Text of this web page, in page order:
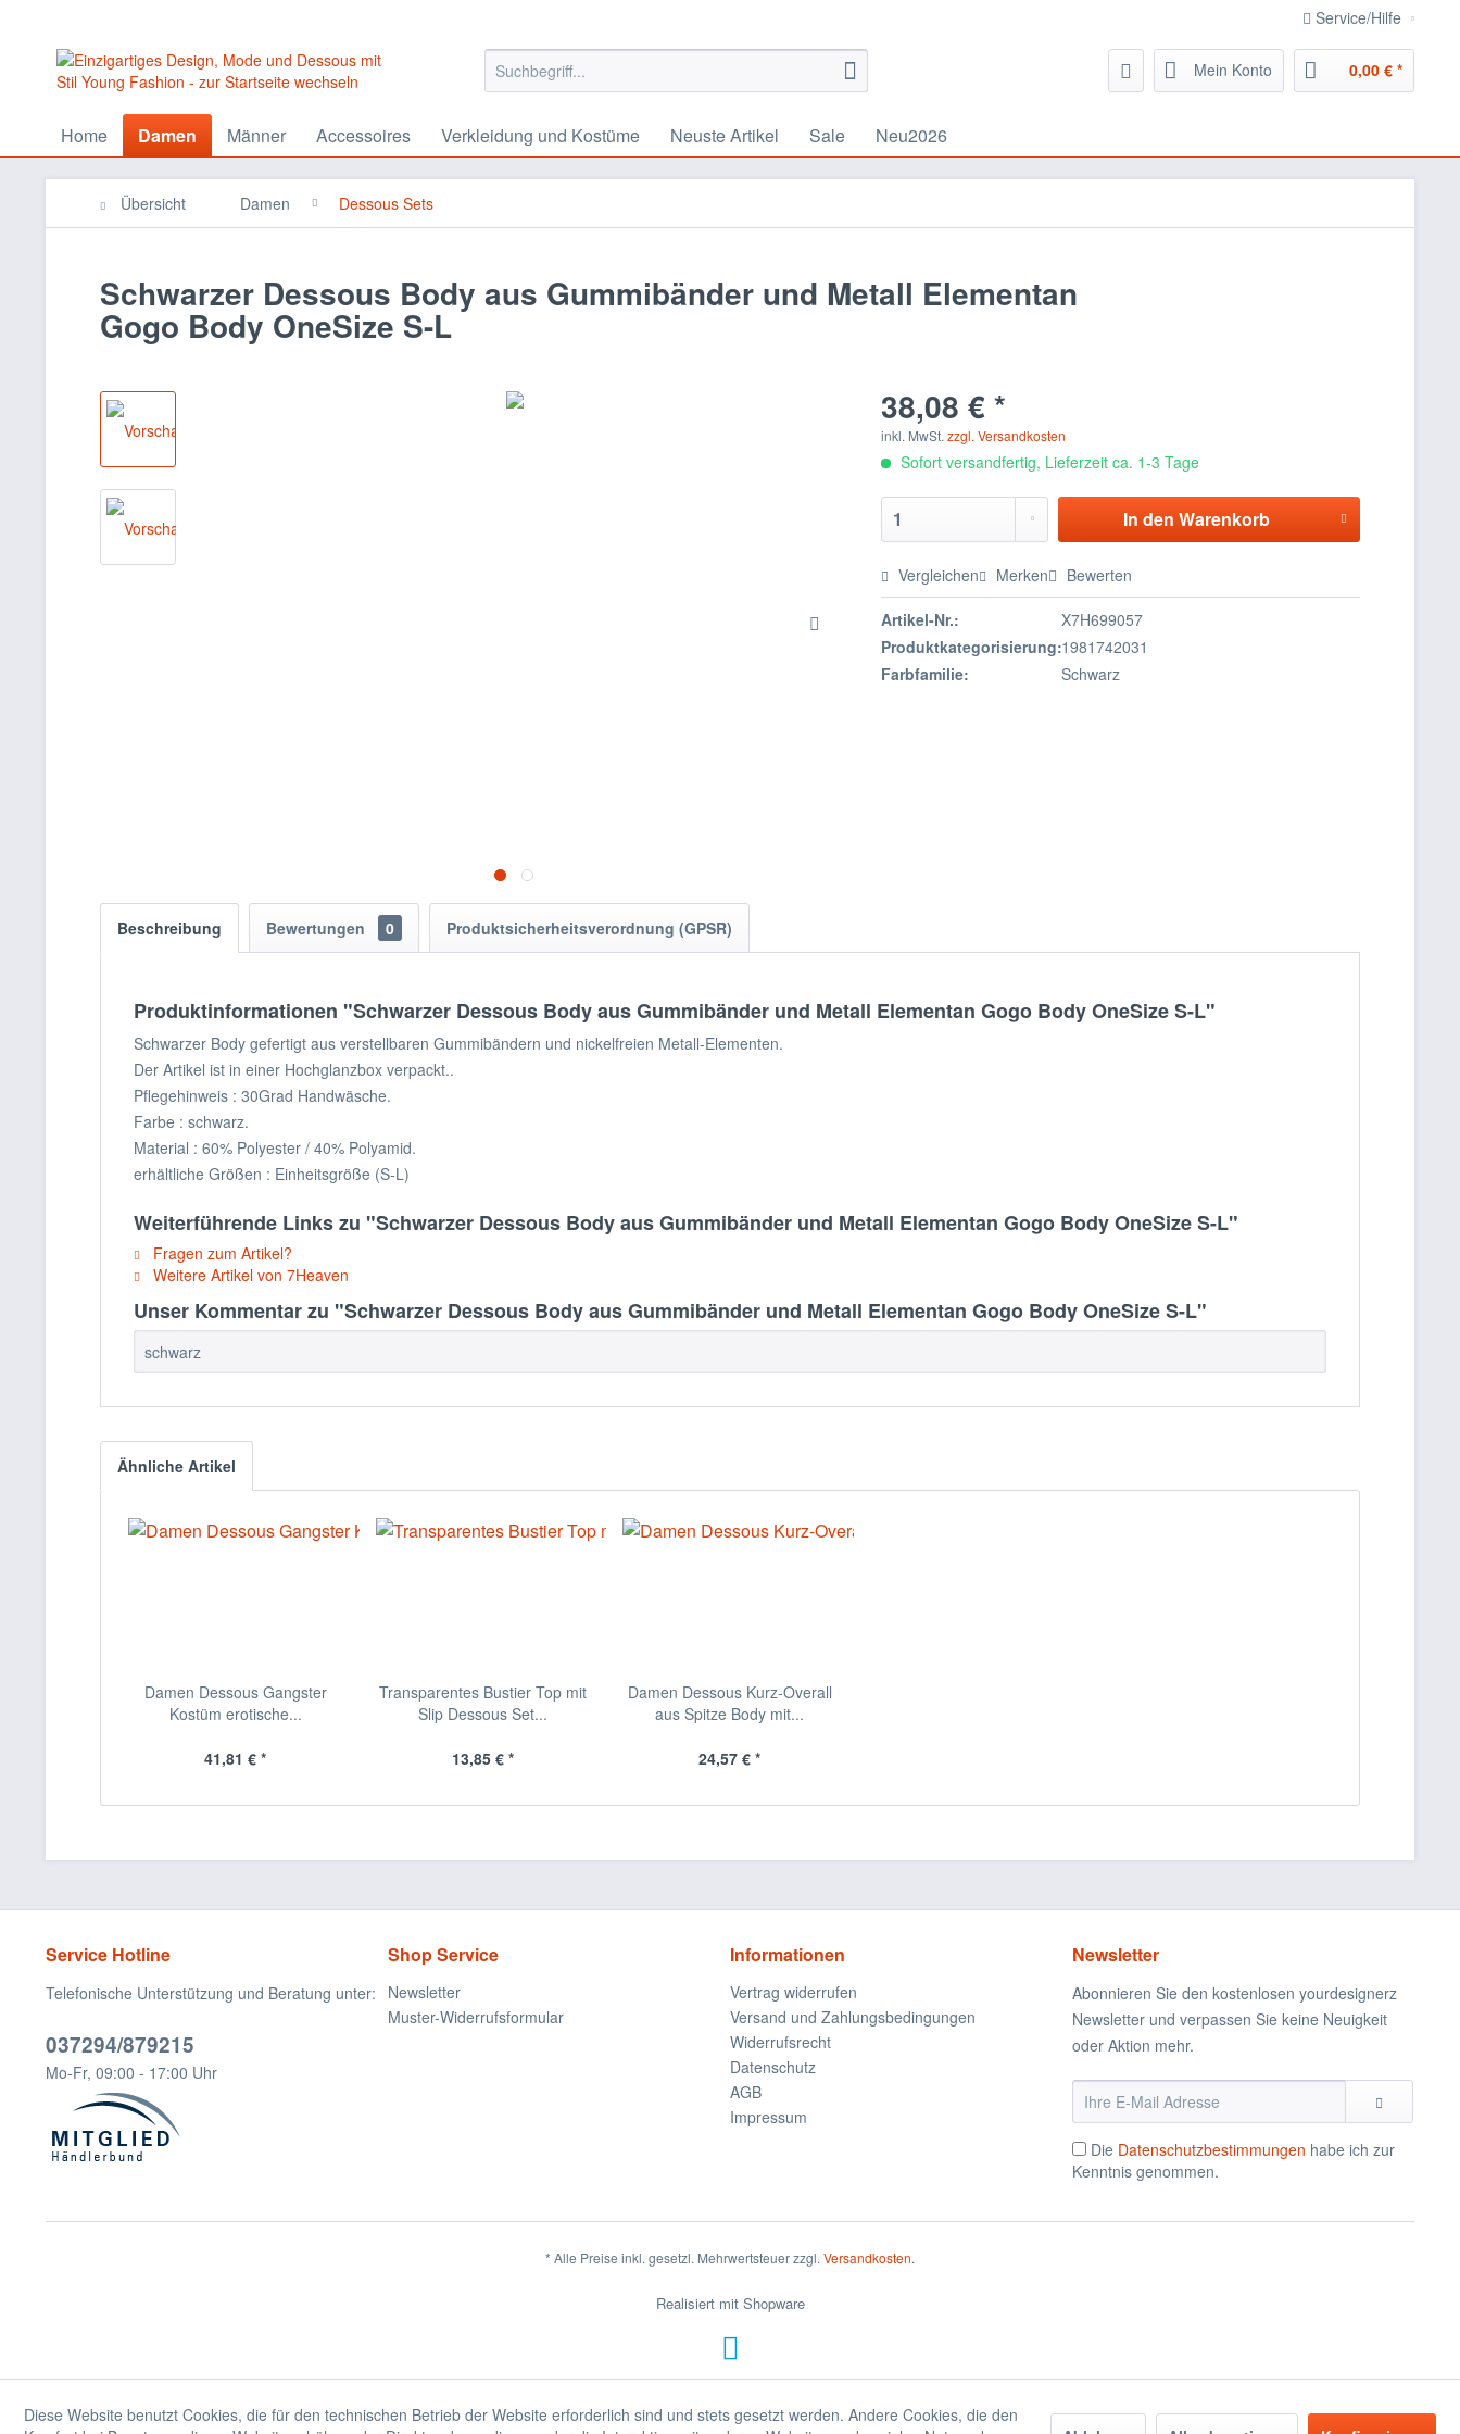
Service/Hilfe
Mein Konto 0,00 € *
Home Damen Männer Accessoires Verkleidung und Kostüme Neuste Artikel Sale Neu2026
Übersicht Damen Dessous Sets
Schwarzer Dessous Body aus Gummibänder und Metall Elementan
Gogo Body OneSize S-L
38,08 € *
inkl. MwSt.zzgl. Versandkosten
Sofort versandfertig, Lieferzeit ca. 1-3 Tage
In den Warenkorb
Vergleichen Merken Bewerten
Artikel-Nr.:
X7H699057
Produktkategorisierung:1981742031
Farbfamilie:
Schwarz
Beschreibung Bewertungen 0 Produktsicherheitsverordnung (GPSR)
Produktinformationen "Schwarzer Dessous Body aus Gummibänder und Metall Elementan Gogo Body OneSize S-L"
Schwarzer Body gefertigt aus verstellbaren Gummibändern und nickelfreien Metall-Elementen.
Der Artikel ist in einer Hochglanzbox verpackt..
Pflegehinweis : 30Grad Handwäsche.
Farbe : schwarz.
Material : 60% Polyester / 40% Polyamid.
erhältliche Größen : Einheitsgröße (S-L)
Weiterführende Links zu "Schwarzer Dessous Body aus Gummibänder und Metall Elementan Gogo Body OneSize S-L"
Fragen zum Artikel?
Weitere Artikel von 7Heaven
Unser Kommentar zu "Schwarzer Dessous Body aus Gummibänder und Metall Elementan Gogo Body OneSize S-L"
schwarz
Ähnliche Artikel
Damen Dessous Gangster
Kostüm erotische...
41,81 € *
Transparentes Bustier Top mit
Slip Dessous Set...
13,85 € *
Damen Dessous Kurz-Overall
aus Spitze Body mit...
24,57 € *
Service Hotline
Telefonische Unterstützung und Beratung unter:
037294/879215
Mo-Fr, 09:00 - 17:00 Uhr
Shop Service
Newsletter
Muster-Widerrufsformular
Informationen
Vertrag widerrufen
Versand und Zahlungsbedingungen
Widerrufsrecht
Datenschutz
AGB
Impressum
Newsletter
Abonnieren Sie den kostenlosen yourdesignerz
Newsletter und verpassen Sie keine Neuigkeit
oder Aktion mehr.
Die Datenschutzbestimmungen habe ich zur
Kenntnis genommen.
* Alle Preise inkl. gesetzl. Mehrwertsteuer zzgl. Versandkosten.
Realisiert mit Shopware
Diese Website benutzt Cookies, die für den technischen Betrieb der Website erforderlich sind und stets gesetzt werden. Andere Cookies, die den